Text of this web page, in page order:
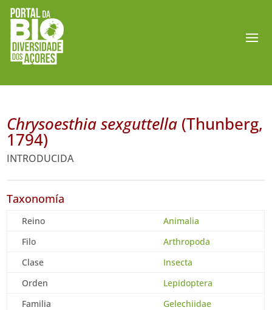
Chrysoesthia sexguttella (Thunberg,
1794)
INTRODUCIDA
Taxonomía
Reino
Animalia
Filo
Arthropoda
Clase
Insecta
Orden
Lepidoptera
Familia
Gelechiidae